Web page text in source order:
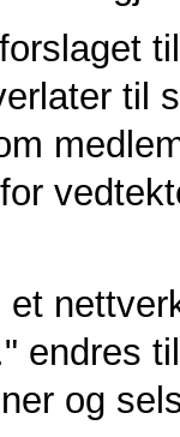
til
endres
og